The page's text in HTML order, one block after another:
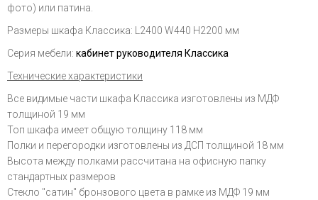
фото) или патина.
Размеры шкафа Классика: L2400 W440 H2200 мм
Серия мебели: кабинет руководителя Классика
Технические характеристики
Все видимые части шкафа Классика изготовлены из МДФ
толщиной 19 мм
Топ шкафа имеет общую толщину 118 мм
Полки и перегородки изготовлены из ДСП толщиной 18 мм
Высота между полками рассчитана на офисную папку
стандартных размеров
Стекло "сатин" бронзового цвета в рамке из МДФ 19 мм